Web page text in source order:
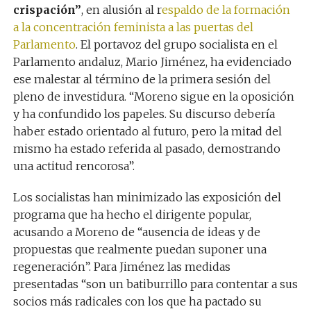
crispación”, en alusión al respaldo de la formación
a la concentración feminista a las puertas del
Parlamento. El portavoz del grupo socialista en el
Parlamento andaluz, Mario Jiménez, ha evidenciado
ese malestar al término de la primera sesión del
pleno de investidura. “Moreno sigue en la oposición
y ha confundido los papeles. Su discurso debería
haber estado orientado al futuro, pero la mitad del
mismo ha estado referida al pasado, demostrando
una actitud rencorosa”.
Los socialistas han minimizado las exposición del
programa que ha hecho el dirigente popular,
acusando a Moreno de “ausencia de ideas y de
propuestas que realmente puedan suponer una
regeneración”. Para Jiménez las medidas
presentadas “son un batiburrillo para contentar a sus
socios más radicales con los que ha pactado su